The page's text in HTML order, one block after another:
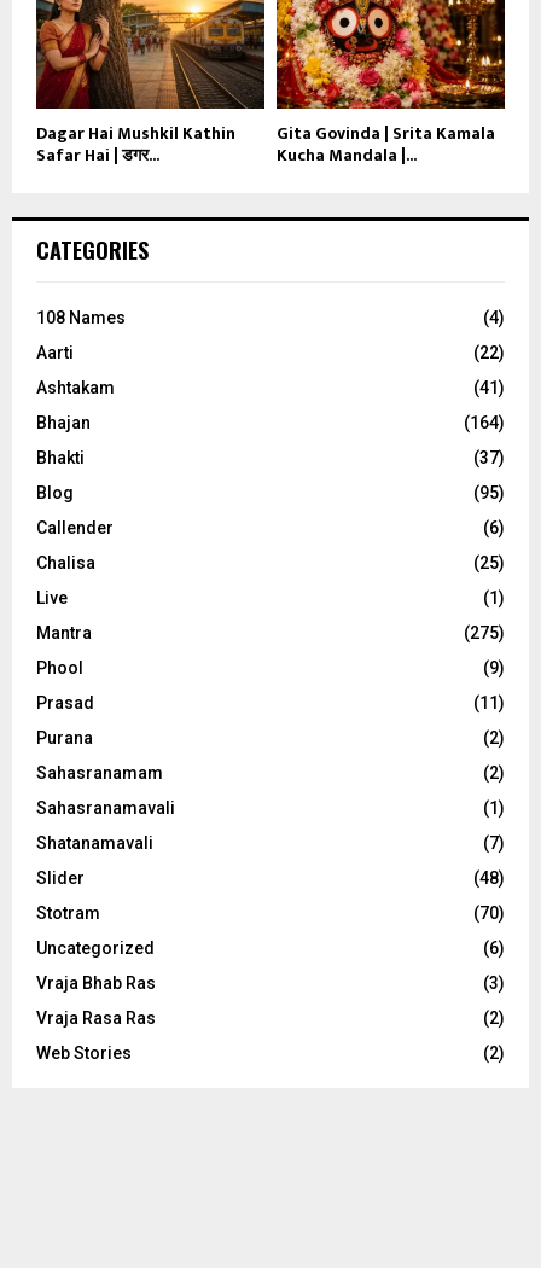
Dagar Hai Mushkil Kathin
Safar Hai | डगर...
Gita Govinda | Srita Kamala
Kucha Mandala |...
CATEGORIES
108 Names
(4)
Aarti
(22)
Ashtakam
(41)
Bhajan
(164)
Bhakti
(37)
Blog
(95)
Callender
(6)
Chalisa
(25)
Live
(1)
Mantra
(275)
Phool
(9)
Prasad
(11)
Purana
(2)
Sahasranamam
(2)
Sahasranamavali
(1)
Shatanamavali
(7)
Slider
(48)
Stotram
(70)
Uncategorized
(6)
Vraja Bhab Ras
(3)
Vraja Rasa Ras
(2)
Web Stories
(2)